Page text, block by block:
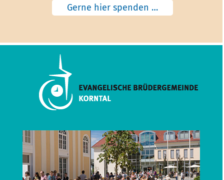
Gerne hier spenden …